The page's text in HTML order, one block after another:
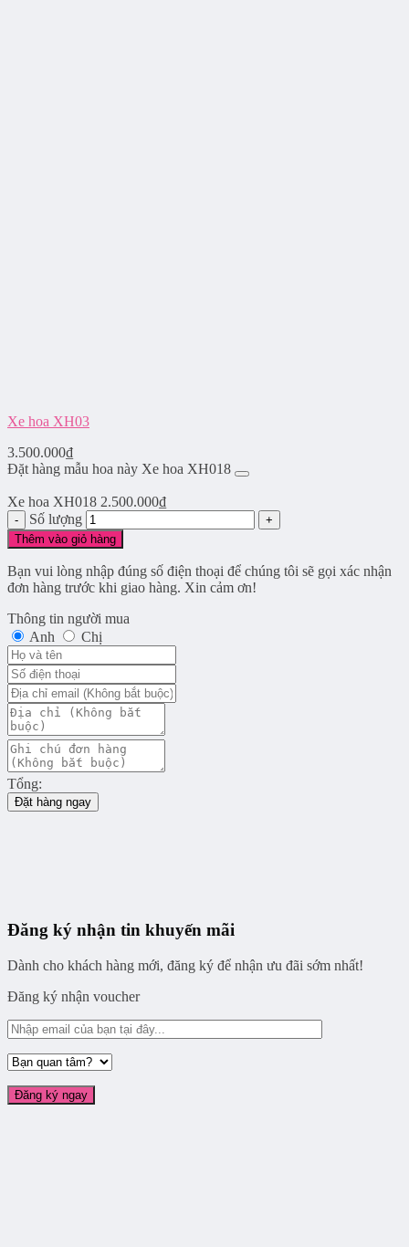
Xe hoa XH03
3.500.000₫
Đặt hàng mẫu hoa này Xe hoa XH018
Xe hoa XH018 2.500.000₫
Số lượng
Thêm vào giỏ hàng
Bạn vui lòng nhập đúng số điện thoại để chúng tôi sẽ gọi xác nhận
đơn hàng trước khi giao hàng. Xin cảm ơn!
Thông tin người mua
Anh
Chị
Tổng:
Đặt hàng ngay
Đăng ký nhận tin khuyến mãi
Dành cho khách hàng mới, đăng ký để nhận ưu đãi sớm nhất!
Đăng ký nhận voucher